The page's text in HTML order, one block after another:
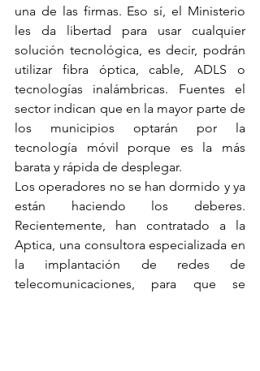
una de las firmas. Eso sí, el Ministerio
les da libertad para usar cualquier
solución tecnológica, es decir, podrán
utilizar fibra óptica, cable, ADLS o
tecnologías inalámbricas. Fuentes el
sector indican que en la mayor parte de
los municipios optarán por la
tecnología móvil porque es la más
barata y rápida de desplegar.
Los operadores no se han dormido y ya
están haciendo los deberes.
Recientemente, han contratado a la
Aptica, una consultora especializada en
la implantación de redes de
telecomunicaciones, para que se